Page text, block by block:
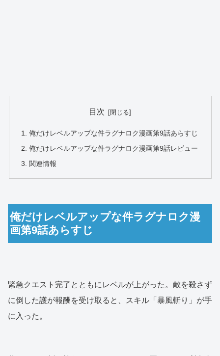
目次
俺だけレベルアップな件ラグナロク漫画第9話あらすじ
俺だけレベルアップな件ラグナロク漫画第9話レビュー
関連情報
俺だけレベルアップな件ラグナロク漫
画第9話あらすじ
緊急クエスト完了とともにレベルが上がった。敵を殺さず
に倒した護が報酬を受け取ると、スキル「暴風斬り」が手
に入った。